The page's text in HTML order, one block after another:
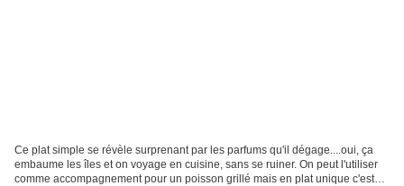
Ce plat simple se révèle surprenant par les parfums qu'il dégage....oui, ça
embaume les îles et on voyage en cuisine, sans se ruiner. On peut l'utiliser
comme accompagnement pour un poisson grillé mais en plat unique c'est